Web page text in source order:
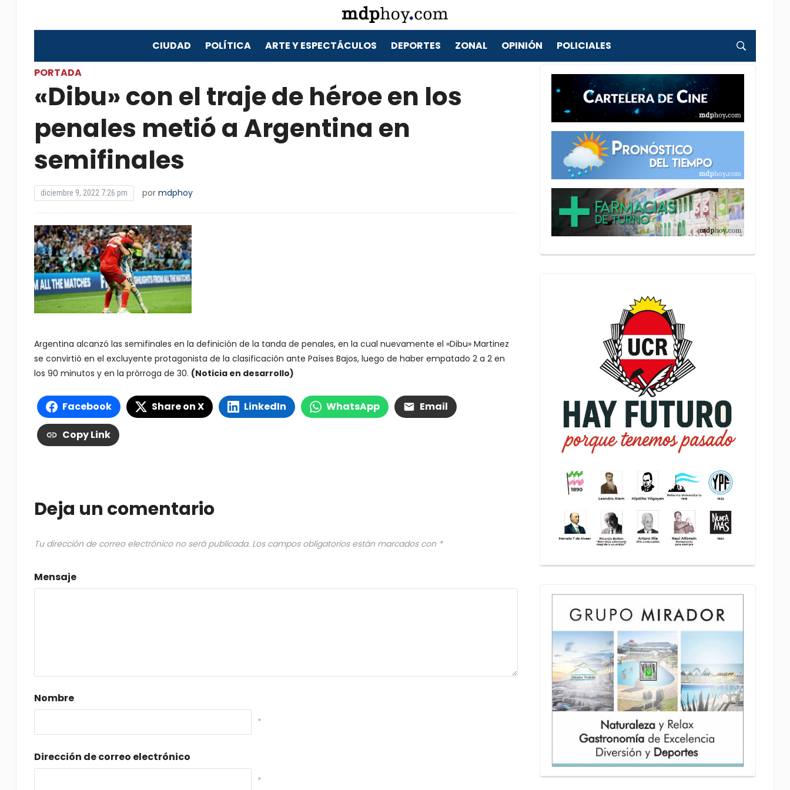
CIUDAD POLÍTICA ARTE Y ESPECTÁCULOS DEPORTES ZONAL OPINIÓN
POLICIALES
PORTADA
«Dibu» con el traje de héroe en los
penales metió a Argentina en
semifinales
diciembre 9, 2022 7:26 pm por mdphoy
Argentina alcanzó las semifinales en la definición de la tanda de penales, en la cual nuevamente el «Dibu» Martinez
se convirtió en el excluyente protagonista de la clasificación ante Países Bajos, luego de haber empatado 2 a 2 en
los 90 minutos y en la pròrroga de 30. (Noticia en desarrollo)
Facebook Share on X LinkedIn WhatsApp Email
Copy Link
Deja un comentario
Tu dirección de correo electrónico no será publicada. Los campos obligatorios están marcados con *
Mensaje
Nombre
*
Dirección de correo electrónico
*